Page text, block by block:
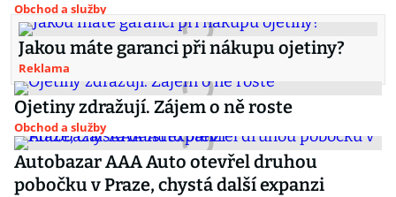
Obchod a služby
Jakou máte garanci při nákupu ojetiny?
Reklama
Ojetiny zdražují. Zájem o ně roste
Obchod a služby
Autobazar AAA Auto otevřel druhou
pobočku v Praze, chystá další expanzi